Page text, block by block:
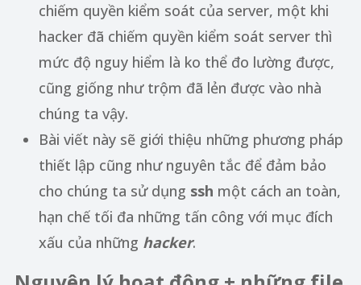
chiếm quyền kiểm soát của server, một khi
hacker đã chiếm quyền kiểm soát server thì
mức độ nguy hiểm là ko thể đo lường được,
cũng giống như trộm đã lẻn được vào nhà
chúng ta vậy.
Bài viết này sẽ giới thiệu những phương pháp
thiết lập cũng như nguyên tắc để đảm bảo
cho chúng ta sử dụng ssh một cách an toàn,
hạn chế tối đa những tấn công với mục đích
xấu của những hacker.